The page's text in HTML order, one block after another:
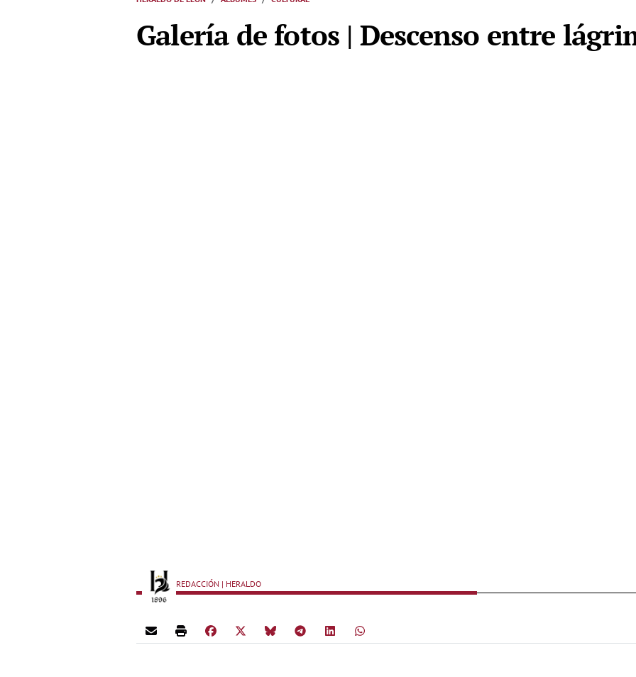
Galería de fotos | Descenso entre
REDACCIÓN | HERALDO